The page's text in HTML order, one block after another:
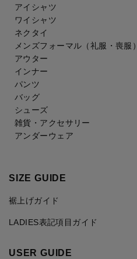
アイシャツ
ワイシャツ
ネクタイ
メンズフォーマル （礼服・喪服）
アウター
インナー
パンツ
バッグ
シューズ
雑貨・アクセサリー
アンダーウェア
SIZE GUIDE
裾上げガイド
LADIES表記項目ガイド
USER GUIDE